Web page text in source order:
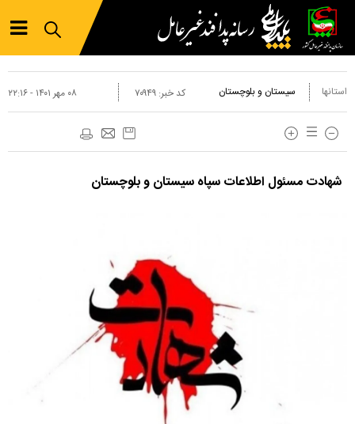
استانها سیستان و بلوچستان ۰۸ مهر ۱۴۰۱ - ۲۲:۱۶ کد خبر:۷۰۹۴۹
شهادت مسئول اطلاعات سپاه سیستان و بلوچستان